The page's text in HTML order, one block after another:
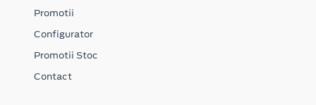
Promotii
Configurator
Promotii Stoc
Contact